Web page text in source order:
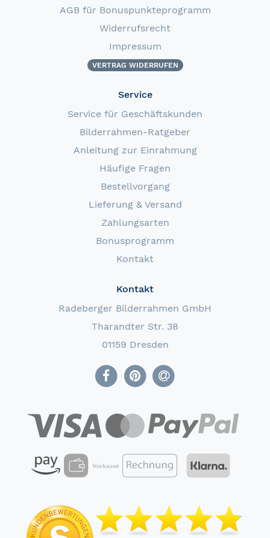
AGB für Bonuspunkteprogramm
Widerrufsrecht
Impressum
VERTRAG WIDERRUFEN
Service
Service für Geschäftskunden
Bilderrahmen-Ratgeber
Anleitung zur Einrahmung
Häufige Fragen
Bestellvorgang
Lieferung & Versand
Zahlungsarten
Bonusprogramm
Kontakt
Kontakt
Radeberger Bilderrahmen GmbH
Tharandter Str. 38
01159 Dresden